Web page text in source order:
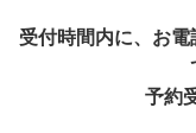
受付時間内に、お
予約